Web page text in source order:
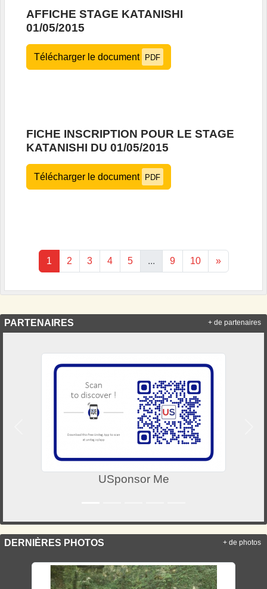
AFFICHE STAGE KATANISHI
01/05/2015
Télécharger le document PDF
FICHE INSCRIPTION POUR LE STAGE
KATANISHI DU 01/05/2015
Télécharger le document PDF
1 2 3 4 5 ... 9 10 »
PARTENAIRES
USponsor Me
+ de partenaires
DERNIÈRES PHOTOS + de photos